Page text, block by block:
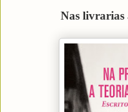
Nas livrarias